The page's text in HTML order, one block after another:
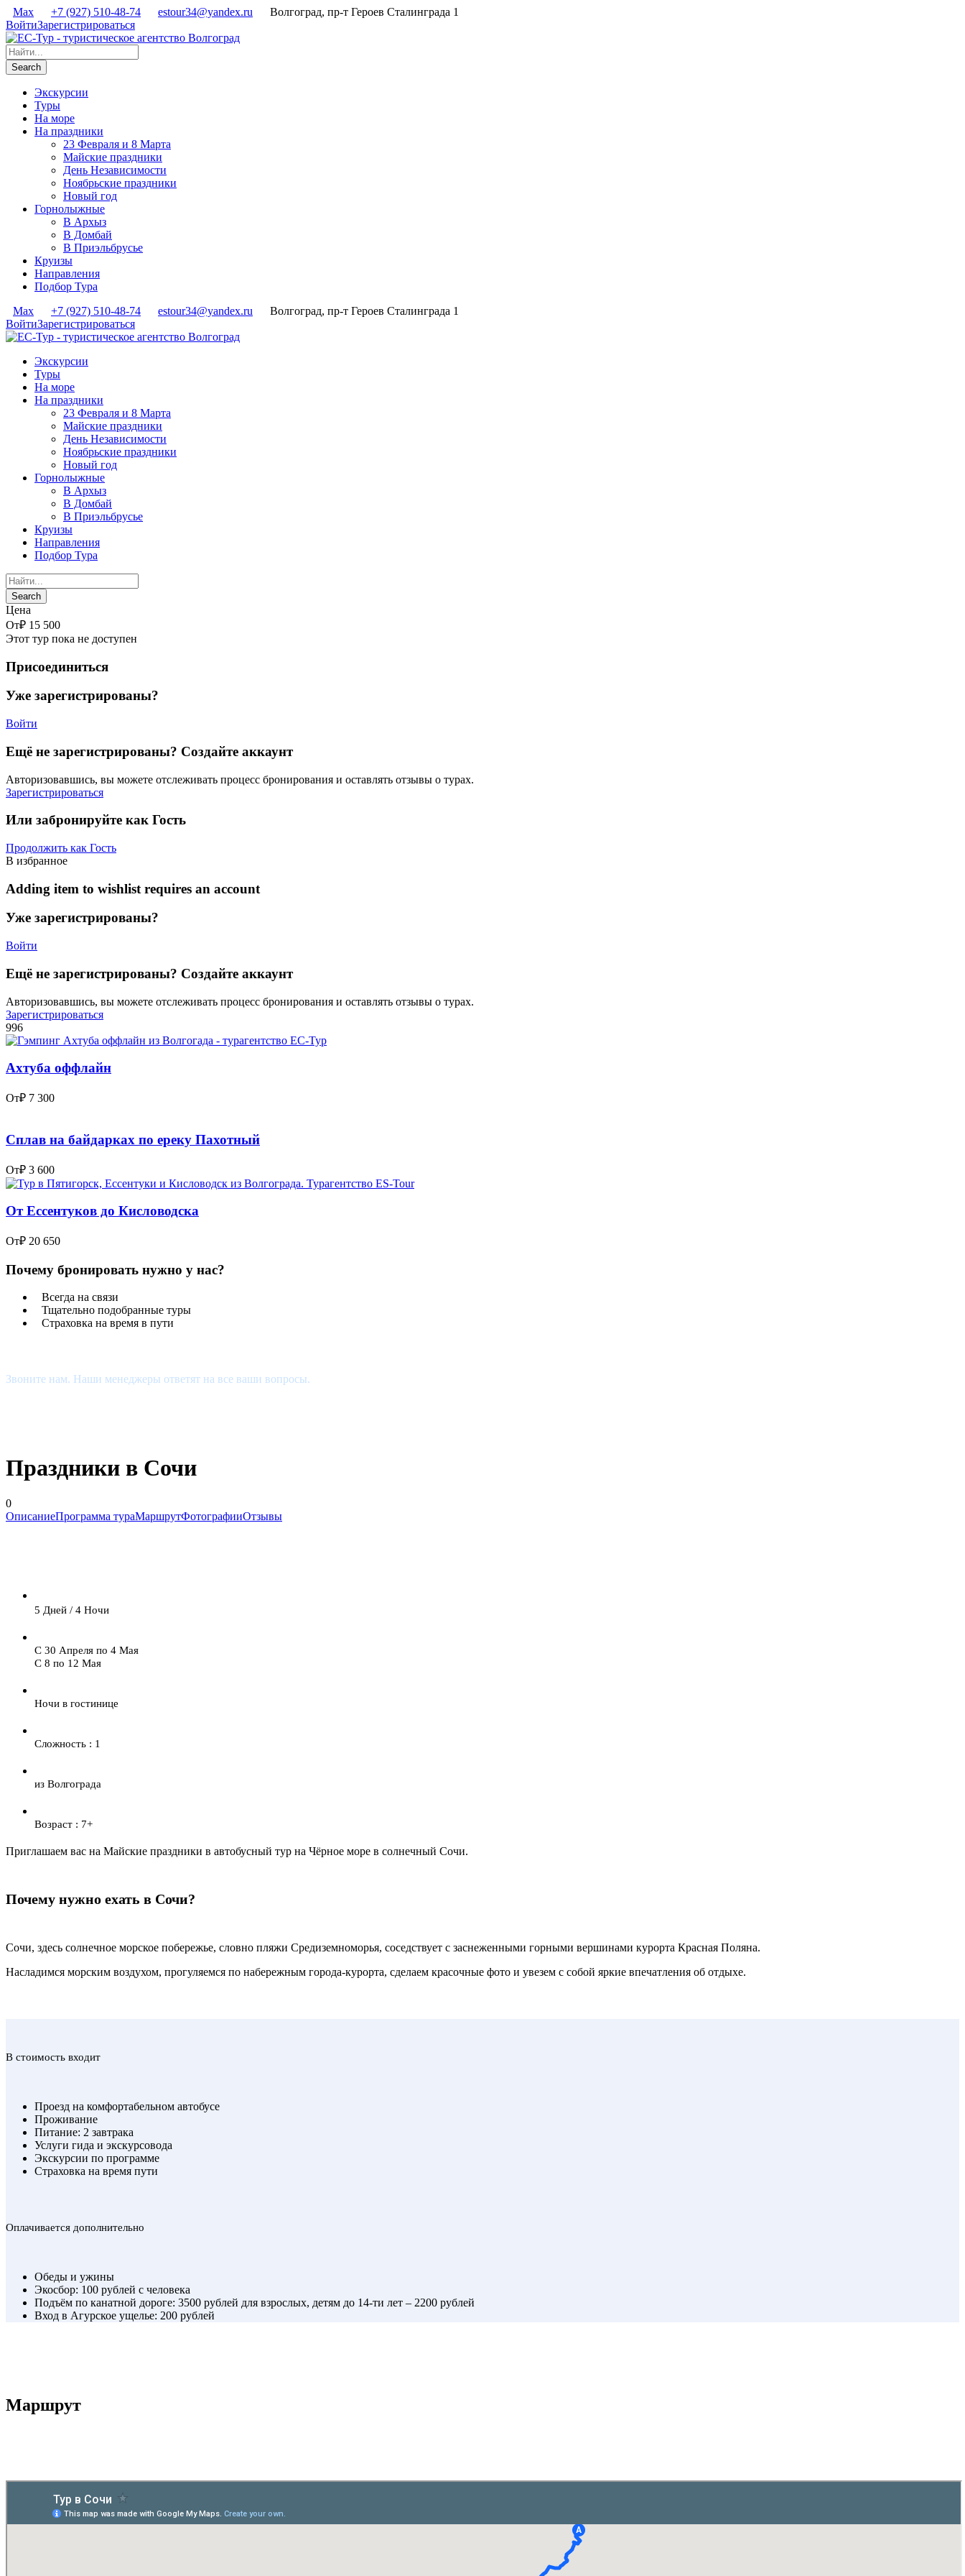
Max +7 (927) 510-48-74 estour34@yandex.ru
Волгоград, пр-т Героев Сталинграда 1
ВойтиЗарегистрироваться
Экскурсии
Туры
На море
На праздники
23 Февраля и 8 Марта
Майские праздники
День Независимости
Ноябрьские праздники
Новый год
Горнолыжные
В Архыз
В Домбай
В Приэльбрусье
Круизы
Направления
Подбор Тура
Max
+7 (927) 510-48-74 estour34@yandex.ru
Волгоград, пр-т Героев Сталинграда 1
ВойтиЗарегистрироваться
Экскурсии
Туры
На море
На праздники
23 Февраля и 8 Марта
Майские праздники
День Независимости
Ноябрьские праздники
Новый год
Горнолыжные
В Архыз
В Домбай
В Приэльбрусье
Круизы
Направления
Подбор Тура
Цена
От₽ 15 500
Этот тур пока не доступен
Присоединиться
Уже зарегистрированы?
Войти
Ещё не зарегистрированы? Создайте аккаунт
Авторизовавшись, вы можете отслеживать процесс бронирования и оставлять отзывы о турах.
Зарегистрироваться
Или забронируйте как Гость
Продолжить как Гость
В избранное
Adding item to wishlist requires an account
Уже зарегистрированы?
Войти
Ещё не зарегистрированы? Создайте аккаунт
Авторизовавшись, вы можете отслеживать процесс бронирования и оставлять отзывы о турах.
Зарегистрироваться
996
Ахтуба оффлайн
От₽ 7 300
Сплав на байдарках по ереку Пахотный
От₽ 3 600
От Ессентуков до Кисловодска
От₽ 20 650
Почему бронировать нужно у нас?
Всегда на связи
Тщательно подобранные туры
Страховка на время в пути
Звоните нам. Наши менеджеры ответят на все ваши вопросы.
Праздники в Сочи
0
ОписаниеПрограмма тураМаршрутФотографииОтзывы
5 Дней / 4 Ночи
С 30 Апреля по 4 Мая
С 8 по 12 Мая
Ночи в гостинице
Сложность : 1
из Волгограда
Возраст : 7+
Приглашаем вас на Майские праздники в автобусный тур на Чёрное море в солнечный Сочи.
Почему нужно ехать в Сочи?
Сочи, здесь солнечное морское побережье, словно пляжи Средиземноморья, соседствует с заснеженными горными вершинами курорта Красная Поляна.
Насладимся морским воздухом, прогуляемся по набережным города-курорта, сделаем красочные фото и увезем с собой яркие впечатления об отдыхе.
В стоимость входит
Проезд на комфортабельном автобусе
Проживание
Питание: 2 завтрака
Услуги гида и экскурсовода
Экскурсии по программе
Страховка на время пути
Оплачивается дополнительно
Обеды и ужины
Экосбор: 100 рублей с человека
Подъём по канатной дороге: 3500 рублей для взрослых, детям до 14-ти лет – 2200 рублей
Вход в Агурское ущелье: 200 рублей
Маршрут